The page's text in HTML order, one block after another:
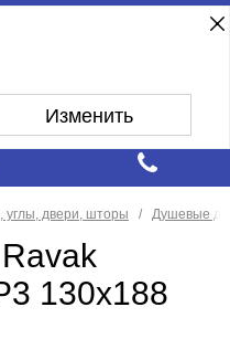
Изменить
двери, шторы Душевые
130x188